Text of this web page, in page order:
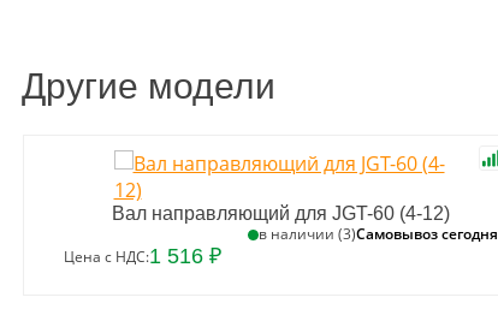
Другие модели
Вал направляющий для JGT-60 (4-12)
в наличии (3)Самовывоз сегодня
Цена с НДС:1 516 ₽